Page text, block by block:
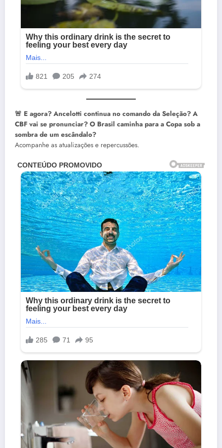
🚨 E agora? Ancelotti continua no comando da Seleção? A
CBF vai se pronunciar? O Brasil caminha para a Copa sob a
sombra de um escândalo?
Acompanhe as atualizações e repercussões.